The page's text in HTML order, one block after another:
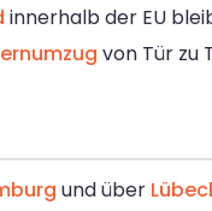
innerhalb der EU
von Tür zu
und über